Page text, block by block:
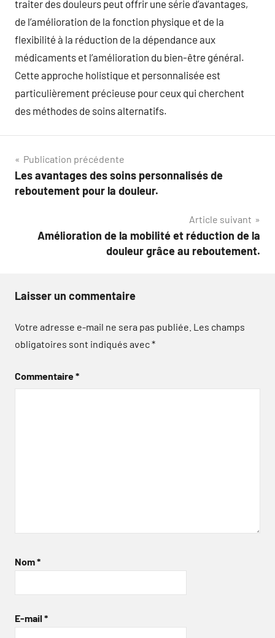
traiter des douleurs peut offrir une série d’avantages,
de l’amélioration de la fonction physique et de la
flexibilité à la réduction de la dépendance aux
médicaments et l’amélioration du bien-être général.
Cette approche holistique et personnalisée est
particulièrement précieuse pour ceux qui cherchent
des méthodes de soins alternatifs.
Navigation
de
Publication précédente
Les avantages des soins personnalisés de
reboutement pour la douleur.
Article suivant
Amélioration de la mobilité et réduction de la
douleur grâce au reboutement.
Laisser un commentaire
Votre adresse e-mail ne sera pas publiée. Les champs
obligatoires sont indiqués avec*
Commentaire*
Nom*
E-mail *